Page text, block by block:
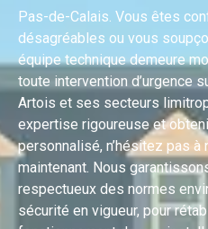
Pas-de-Calais. Vous êtes
désagréables ou vous
équipe technique demeure
toute intervention d’urgence
Artois et ses secteurs
expertise rigoureuse et
personnalisé, n’hésitez pas
maintenant. Nous
respectueux des normes
sécurité en vigueur, pour